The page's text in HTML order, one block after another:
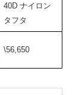
40D ナイロン
タフタ
\56,650